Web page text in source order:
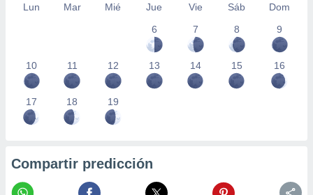
Lun Mar Mié Jue Vie Sáb
Dom
6
7 8 9
10 11 12 13 14 15 16
17 18 19
Compartir predicción